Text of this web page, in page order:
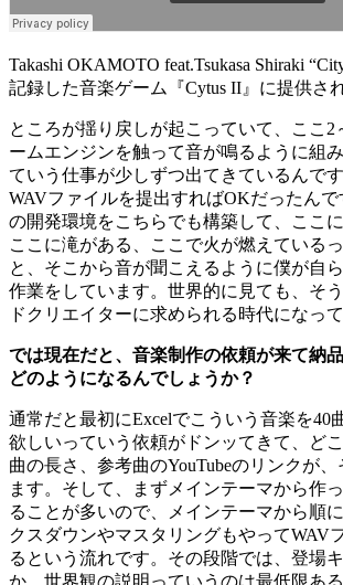
Takashi OKAMOTO feat.Tsukasa Shiraki
記録した音楽ゲーム『Cytus II』に提供され
ところが揺り戻しが起こっていて、ここ2
ームエンジンを触って音が鳴るように組
ていう仕事が少しずつ出てきているんで
WAVファイルを提出すればOKだったん
の開発環境をこちらでも構築して、ここ
ここに滝がある、ここで火が燃えている
と、そこから音が聞こえるように僕が自
作業をしています。世界的に見ても、そ
ドクリエイターに求められる時代になっ
では現在だと、音楽制作の依頼が来て納
どのようになるんでしょうか？
通常だと最初にExcelでこういう音楽を40
欲しいっていう依頼がドンッてきて、ど
曲の長さ、参考曲のYouTubeのリンクが
ます。そして、まずメインテーマから作
ることが多いので、メインテーマから順
クスダウンやマスタリングもやってWAV
るという流れです。その段階では、登場
か、世界観の説明っていうのは最低限あ